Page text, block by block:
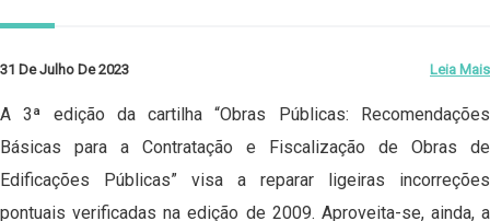
31 De Julho De 2023 Leia Mais
A 3ª edição da cartilha “Obras Públicas: Recomendações
Básicas para a Contratação e Fiscalização de Obras de
Edificações Públicas” visa a reparar ligeiras incorreções
pontuais verificadas na edição de 2009. Aproveita-se, ainda, a